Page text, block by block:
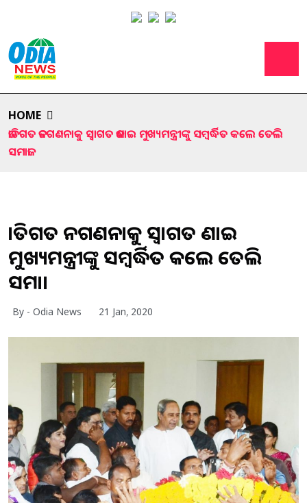
HOME
ଜାତିଗତ ଜନଗଣନାକୁ ସ୍ୱାଗତ ଜଣାଇ ମୁଖ୍ୟମନ୍ତ୍ରୀଙ୍କୁ ସମ୍ବର୍ଦ୍ଧିତ କଲେ ତେଲି
ସମାଜ।
ଜାତିଗତ ଜନଗଣନାକୁ ସ୍ୱାଗତ ଜଣାଇ
ମୁଖ୍ୟମନ୍ତ୍ରୀଙ୍କୁ ସମ୍ବର୍ଦ୍ଧିତ କଲେ ତେଲି
ସମାଜ।
By - Odia News 21 Jan, 2020